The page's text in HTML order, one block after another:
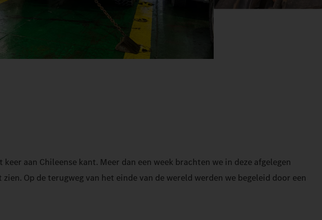
aan Chileense kant. Meer dan een week brachten we in deze afgelegen
Op de terugweg van het einde van de wereld werden we begeleid door een